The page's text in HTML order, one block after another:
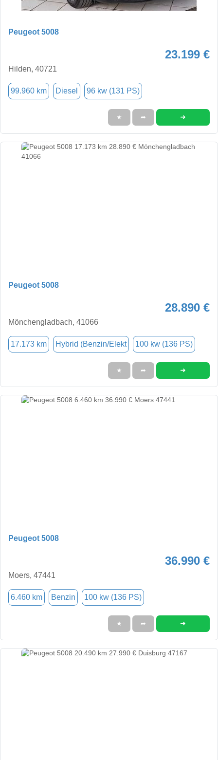
Peugeot 5008
23.199 €
Hilden, 40721
99.960 km Diesel 96 kw (131 PS)
★ ➦ ➜
Peugeot 5008
28.890 €
Mönchengladbach, 41066
17.173 km Hybrid (Benzin/Elekt 100 kw (136 PS)
★ ➦ ➜
Peugeot 5008
36.990 €
Moers, 47441
6.460 km Benzin 100 kw (136 PS)
★ ➦ ➜